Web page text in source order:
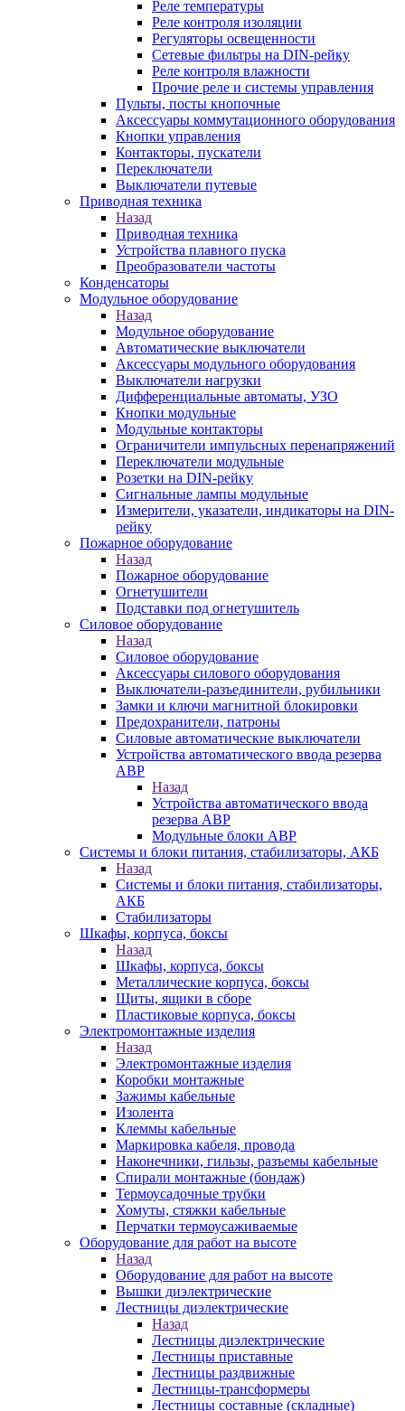
Реле температуры
Реле контроля изоляции
Регуляторы освещенности
Сетевые фильтры на DIN-рейку
Реле контроля влажности
Прочие реле и системы управления
Пульты, посты кнопочные
Аксессуары коммутационного оборудования
Кнопки управления
Контакторы, пускатели
Переключатели
Выключатели путевые
Приводная техника
Назад
Приводная техника
Устройства плавного пуска
Преобразователи частоты
Конденсаторы
Модульное оборудование
Назад
Модульное оборудование
Автоматические выключатели
Аксессуары модульного оборудования
Выключатели нагрузки
Дифференциальные автоматы, УЗО
Кнопки модульные
Модульные контакторы
Ограничители импульсных перенапряжений
Переключатели модульные
Розетки на DIN-рейку
Сигнальные лампы модульные
Измерители, указатели, индикаторы на DIN-
рейку
Пожарное оборудование
Назад
Пожарное оборудование
Огнетушители
Подставки под огнетушитель
Силовое оборудование
Назад
Силовое оборудование
Аксессуары силового оборудования
Выключатели-разъединители, рубильники
Замки и ключи магнитной блокировки
Предохранители, патроны
Силовые автоматические выключатели
Устройства автоматического ввода резерва
АВР
Назад
Устройства автоматического ввода
резерва АВР
Модульные блоки АВР
Системы и блоки питания, стабилизаторы, АКБ
Назад
Системы и блоки питания, стабилизаторы,
АКБ
Стабилизаторы
Шкафы, корпуса, боксы
Назад
Шкафы, корпуса, боксы
Металлические корпуса, боксы
Щиты, ящики в сборе
Пластиковые корпуса, боксы
Электромонтажные изделия
Назад
Электромонтажные изделия
Коробки монтажные
Зажимы кабельные
Изолента
Клеммы кабельные
Маркировка кабеля, провода
Наконечники, гильзы, разъемы кабельные
Спирали монтажные (бондаж)
Термоусадочные трубки
Хомуты, стяжки кабельные
Перчатки термоусаживаемые
Оборудование для работ на высоте
Назад
Оборудование для работ на высоте
Вышки диэлектрические
Лестницы диэлектрические
Назад
Лестницы диэлектрические
Лестницы приставные
Лестницы раздвижные
Лестницы-трансформеры
Лестницы составные (складные)